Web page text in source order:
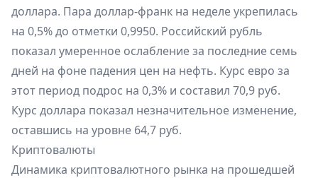
доллара. Пара доллар-франк на неделе укрепилась
на 0,5% до отметки 0,9950. Российский рубль
показал умеренное ослабление за последние семь
дней на фоне падения цен на нефть. Курс евро за
этот период подрос на 0,3% и составил 70,9 руб.
Курс доллара показал незначительное изменение,
оставшись на уровне 64,7 руб.
Криптовалюты
Динамика криптовалютного рынка на прошедшей